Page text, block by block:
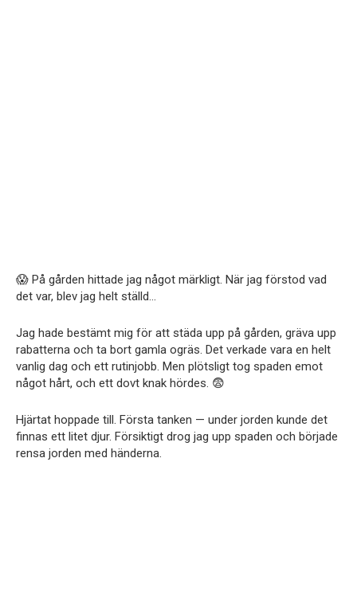
😱 På gården hittade jag något märkligt. När jag förstod vad
det var, blev jag helt ställd…
Jag hade bestämt mig för att städa upp på gården, gräva upp
rabatterna och ta bort gamla ogräs. Det verkade vara en helt
vanlig dag och ett rutinjobb. Men plötsligt tog spaden emot
något hårt, och ett dovt knak hördes. 😨
Hjärtat hoppade till. Första tanken — under jorden kunde det
finnas ett litet djur. Försiktigt drog jag upp spaden och började
rensa jorden med händerna.